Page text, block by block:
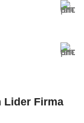
Lider Firma